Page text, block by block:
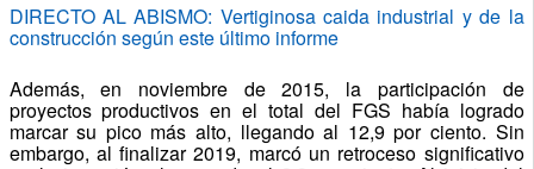
DIRECTO AL ABISMO: Vertiginosa caida industrial y de la
construcción según este último informe
Además, en noviembre de 2015, la participación de
proyectos productivos en el total del FGS había logrado
marcar su pico más alto, llegando al 12,9 por ciento. Sin
embargo, al finalizar 2019, marcó un retroceso significativo